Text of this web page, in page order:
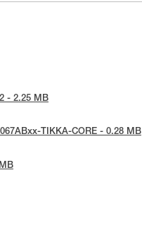
- 2.25 MB
TIKKA-CORE - 0.28 MB